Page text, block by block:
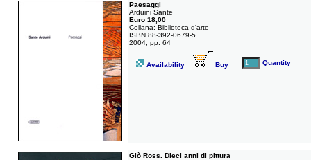
Paesaggi
Arduini Sante
Euro 18,00
Collana: Biblioteca d'arte
ISBN 88-392-0679-5
2004, pp. 64
Availability Buy Quantity
Giò Ross. Dieci anni di pittura